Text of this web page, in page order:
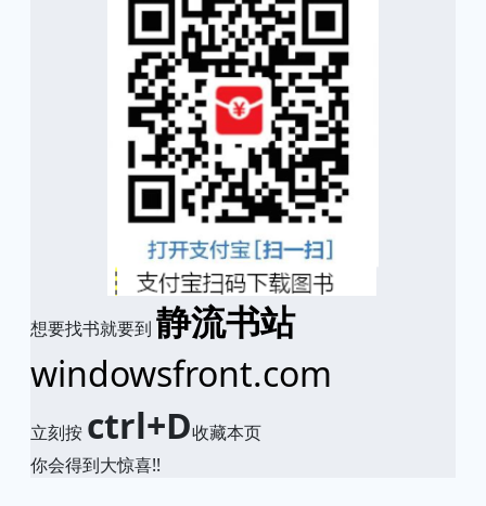
想要找书就要到 静流书站
windowsfront.com
立刻按 ctrl+D收藏本页
你会得到大惊喜!!